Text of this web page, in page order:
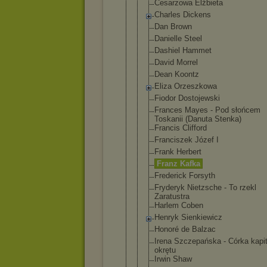
Cesarzowa Elżbieta
Charles Dickens
Dan Brown
Danielle Steel
Dashiel Hammet
David Morrel
Dean Koontz
Eliza Orzeszkowa
Fiodor Dostojewski
Frances Mayes - Pod słońcem
Toskanii (Danuta Stenka)
Francis Clifford
Franciszek Józef I
Frank Herbert
Franz Kafka
Frederick Forsyth
Fryderyk Nietzsche - To rzekl
Zaratustra
Harlem Coben
Henryk Sienkiewicz
Honoré de Balzac
Irena Szczepańska - Córka
okrętu
Irwin Shaw